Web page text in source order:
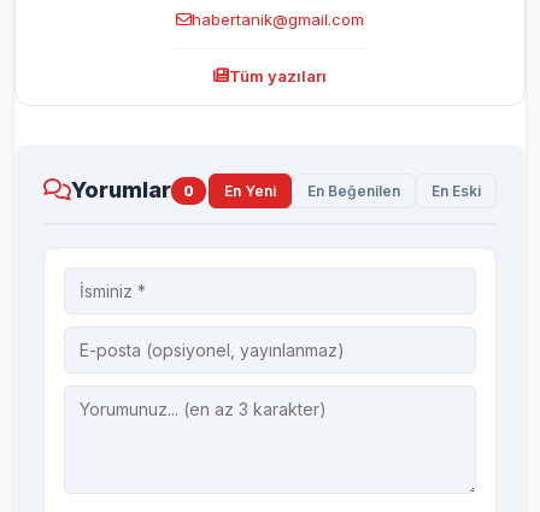
habertanik@gmail.com
Tüm yazıları
Yorumlar 0 En Yeni En Beğenilen En Eski